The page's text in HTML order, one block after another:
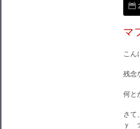
マ
こん
残念
何と
さて
ｙ